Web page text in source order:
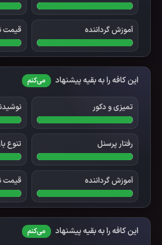
آموزش گرداننده قیمت
این کافه را به بقیه پیشنهاد می‌کنم
تمیزی و دکور
رفتار پرسنل تنوع
آموزش گرداننده قیمت
این کافه را به بقیه پیشنهاد می‌کنم